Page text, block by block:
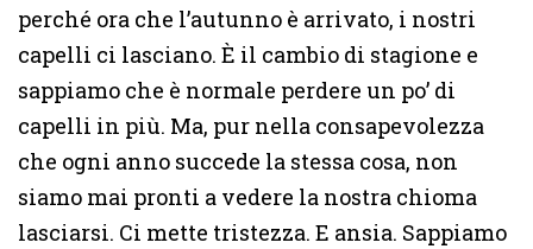
perché ora che l’autunno è arrivato, i nostri
capelli ci lasciano. È il cambio di stagione e
sappiamo che è normale perdere un po’ di
capelli in più. Ma, pur nella consapevolezza
che ogni anno succede la stessa cosa, non
siamo mai pronti a vedere la nostra chioma
lasciarsi. Ci mette tristezza. E ansia. Sappiamo